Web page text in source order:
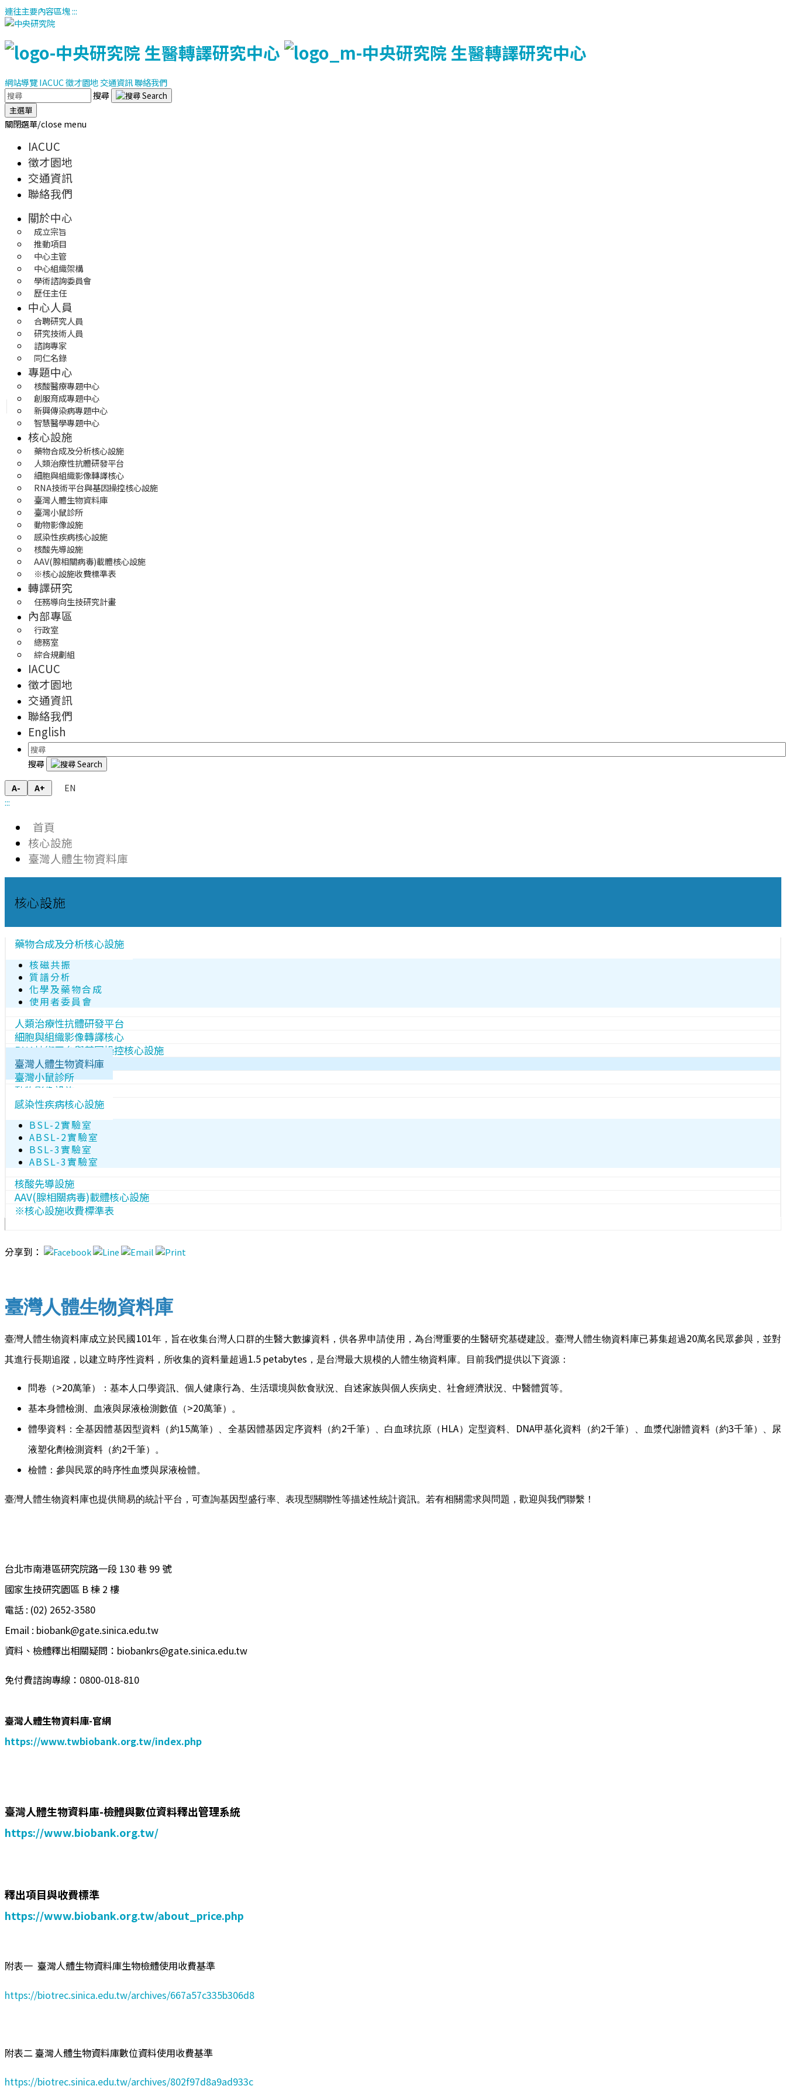
連往主要內容區塊:::
網站導覽IACUC徵才園地交通資訊聯絡我們
搜尋
主選單
關閉選單/close menu
IACUC
徵才園地
交通資訊
聯絡我們
關於中心
成立宗旨
推動項目
中心主管
中心組織架構
學術諮詢委員會
歷任主任
中心人員
合聘研究人員
研究技術人員
諮詢專家
同仁名錄
專題中心
核酸醫療專題中心
創服育成專題中心
新興傳染病專題中心
智慧醫學專題中心
核心設施
藥物合成及分析核心設施
人類治療性抗體研發平台
細胞與組織影像轉譯核心
RNA技術平台與基因操控核心設施
臺灣人體生物資料庫
臺灣小鼠診所
動物影像設施
感染性疾病核心設施
核酸先導設施
AAV(腺相關病毒)載體核心設施
※核心設施收費標準表
轉譯研究
任務導向生技研究計畫
內部專區
行政室
總務室
綜合規劃組
IACUC
徵才園地
交通資訊
聯絡我們
English
搜尋
A- A+
EN
:::
首頁
核心設施
臺灣人體生物資料庫
核心設施
藥物合成及分析核心設施
核磁共振
質譜分析
化學及藥物合成
使用者委員會
人類治療性抗體研發平台
細胞與組織影像轉譯核心
RNA技術平台與基因操控核心設施
臺灣人體生物資料庫
臺灣小鼠診所
動物影像設施
感染性疾病核心設施
BSL-2實驗室
ABSL-2實驗室
BSL-3實驗室
ABSL-3實驗室
核酸先導設施
AAV(腺相關病毒)載體核心設施
※核心設施收費標準表
分享到：
臺灣人體生物資料庫
臺灣人體生物資料庫成立於民國101年，旨在收集台灣人口群的生醫大數據資料，供各界申請使用，為台灣重要的生醫研究基礎建設。臺灣人體生物資料庫已募集超過20萬名民眾參與，並對
其進行長期追蹤，以建立時序性資料，所收集的資料量超過1.5 petabytes ，是台灣最大規模的人體生物資料庫。目前我們提供以下資源：
問卷（>20萬筆）：基本人口學資訊、個人健康行為、生活環境與飲食狀況、自述家族與個人疾病史、社會經濟狀況、中醫體質等。
基本身體檢測、血液與尿液檢測數值（>20萬筆）。
體學資料：全基因體基因型資料（約15萬筆）、全基因體基因定序資料（約2千筆）、白血球抗原（ HLA）定型資料、 DNA甲基化資料（約2千筆）、血漿代謝體資料（約3千筆）、尿
液塑化劑檢測資料（約2千筆）。
檢體：參與民眾的時序性血漿與尿液檢體。
臺灣人體生物資料庫也提供簡易的統計平台，可查詢基因型盛行率、表現型關聯性等描述性統計資訊。若有相關需求與問題，歡迎與我們聯繫！
台北市南港區研究院路一段 130 巷 99 號
國家生技研究園區 B 棟 2 樓
電話 : (02) 2652-3580
Email : biobank@gate.sinica.edu.tw
資料、檢體釋出相關疑問：biobankrs@gate.sinica.edu.tw
免付費諮詢專線：0800-018-810
臺灣人體生物資料庫-官網
https://www.twbiobank.org.tw/index.php
臺灣人體生物資料庫-檢體與數位資料釋出管理系統
https://www.biobank.org.tw/
釋出項目與收費標準
https://www.biobank.org.tw/about_price.php
附表一 臺灣人體生物資料庫生物檢體使用收費基準
https://biotrec.sinica.edu.tw/archives/667a57c335b306d8
附表二 臺灣人體生物資料庫數位資料使用收費基準
https://biotrec.sinica.edu.tw/archives/802f97d8a9ad933c